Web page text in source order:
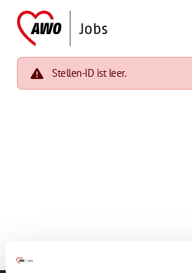
Stellen-ID ist leer.